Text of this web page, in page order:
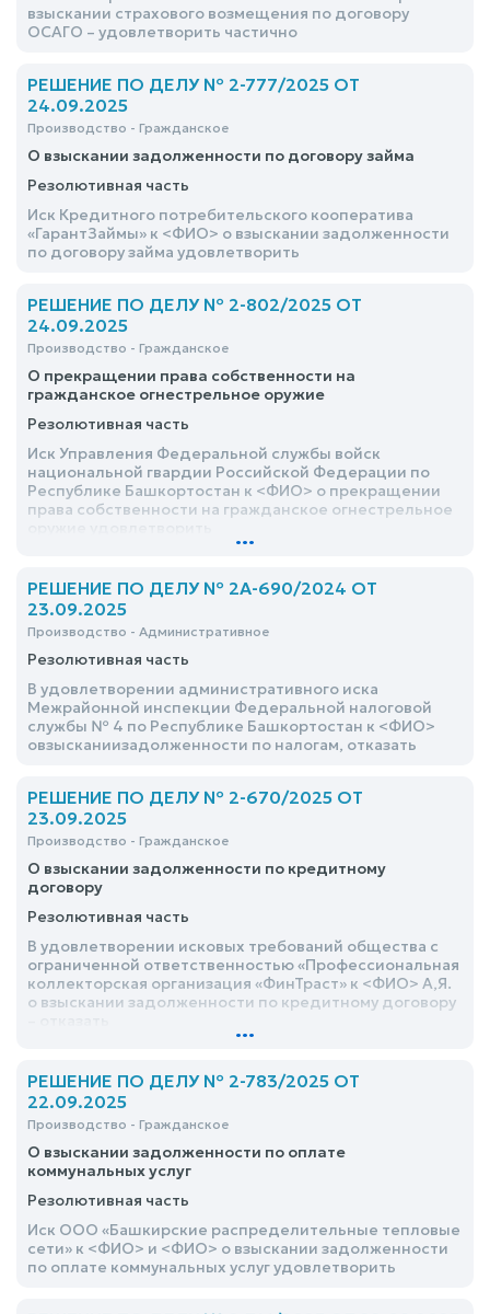
взыскании страхового возмещения по договору
ОСАГО – удовлетворить частично
РЕШЕНИЕ ПО ДЕЛУ № 2-777/2025 ОТ
24.09.2025
Производство - Гражданское
О взыскании задолженности по договору займа
Резолютивная часть
Иск Кредитного потребительского кооператива
«ГарантЗаймы» к <ФИО> о взыскании задолженности
по договору займа удовлетворить
РЕШЕНИЕ ПО ДЕЛУ № 2-802/2025 ОТ
24.09.2025
Производство - Гражданское
О прекращении права собственности на
гражданское огнестрельное оружие
Резолютивная часть
Иск Управления Федеральной службы войск
национальной гвардии Российской Федерации по
Республике Башкортостан к <ФИО> о прекращении
права собственности на гражданское огнестрельное
...
РЕШЕНИЕ ПО ДЕЛУ № 2А-690/2024 ОТ
23.09.2025
Производство - Административное
Резолютивная часть
В удовлетворении административного иска
Межрайонной инспекции Федеральной налоговой
службы № 4 по Республике Башкортостан к <ФИО>
овзысканиизадолженности по налогам, отказать
РЕШЕНИЕ ПО ДЕЛУ № 2-670/2025 ОТ
23.09.2025
Производство - Гражданское
О взыскании задолженности по кредитному
договору
Резолютивная часть
В удовлетворении исковых требований общества с
ограниченной ответственностью «Профессиональная
коллекторская организация «ФинТраст» к <ФИО> А,Я.
о взыскании задолженности по кредитному договору
...
РЕШЕНИЕ ПО ДЕЛУ № 2-783/2025 ОТ
22.09.2025
Производство - Гражданское
О взыскании задолженности по оплате
коммунальных услуг
Резолютивная часть
Иск ООО «Башкирские распределительные тепловые
сети» к <ФИО> и <ФИО> о взыскании задолженности
по оплате коммунальных услуг удовлетворить